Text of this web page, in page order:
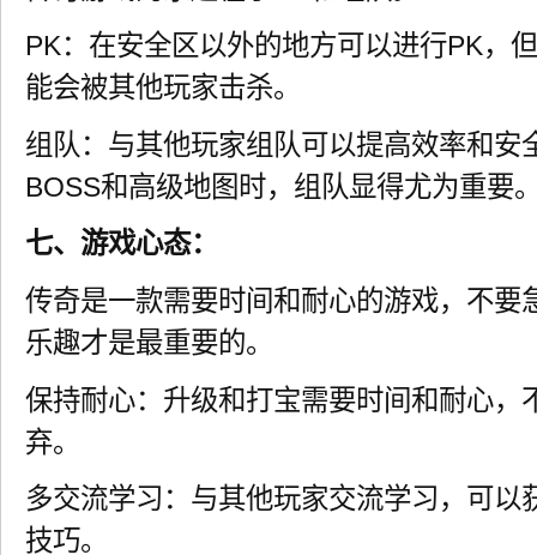
PK：在安全区以外的地方可以进行PK，
能会被其他玩家击杀。
组队：与其他玩家组队可以提高效率和安
BOSS和高级地图时，组队显得尤为重要
七、游戏心态：
传奇是一款需要时间和耐心的游戏，不要
乐趣才是最重要的。
保持耐心：升级和打宝需要时间和耐心，
弃。
多交流学习：与其他玩家交流学习，可以
技巧。